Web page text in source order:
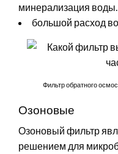
минерализация воды.
большой расход
Фильтр обратного
Озоновые
Озоновый фильтр
решением для